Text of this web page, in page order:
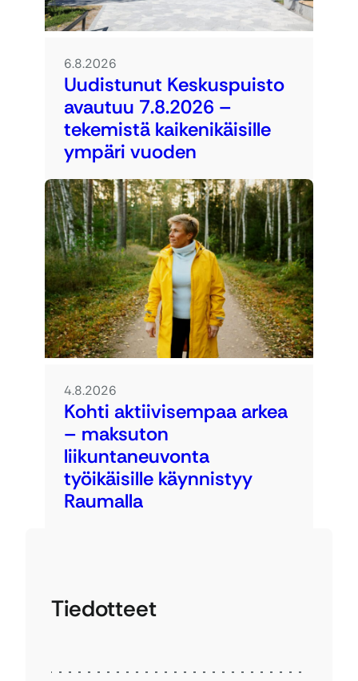
6.8.2026
Uudistunut Keskuspuisto
avautuu 7.8.2026 –
tekemistä kaikenikäisille
ympäri vuoden
4.8.2026
Kohti aktiivisempaa arkea
– maksuton
liikuntaneuvonta
työikäisille käynnistyy
Raumalla
Tiedotteet